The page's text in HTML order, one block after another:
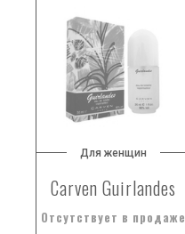
Для женщин
Carven Guirlandes
Отсутствует в продаже